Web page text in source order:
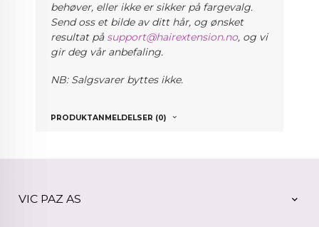
behøver, eller ikke er sikker på fargevalg.
Send oss et bilde av ditt hår, og ønsket
resultat på support@hairextension.no, og vi
gir deg vår anbefaling.
NB: Salgsvarer byttes ikke.
PRODUKTANMELDELSER (0)
VIC PAZ AS